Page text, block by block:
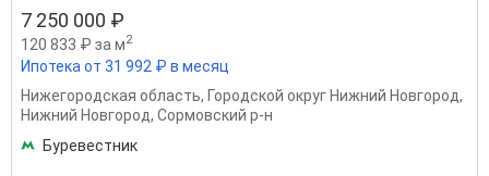
7 250 000 ₽
120 833 ₽ за м2
Ипотека от 31 992 ₽ в месяц
Нижегородская область, Городской округ Нижний Новгород,
Нижний Новгород, Сормовский р-н
Буревестник